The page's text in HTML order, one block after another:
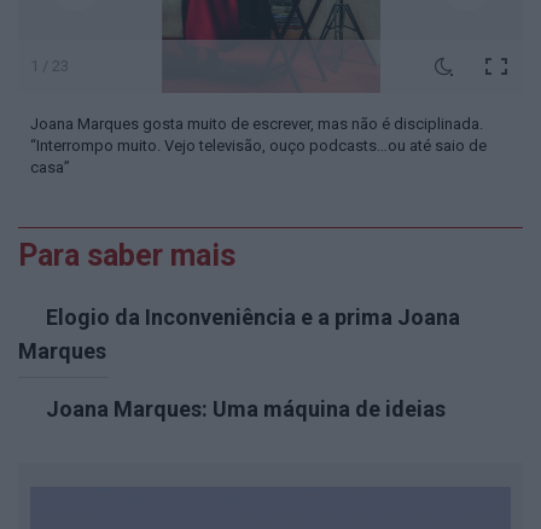
1 / 23
Joana Marques gosta muito de escrever, mas não é disciplinada.
“Interrompo muito. Vejo televisão, ouço podcasts…ou até saio de
casa”
Para saber mais
Elogio da Inconveniência e a prima Joana
Marques
Joana Marques: Uma máquina de ideias